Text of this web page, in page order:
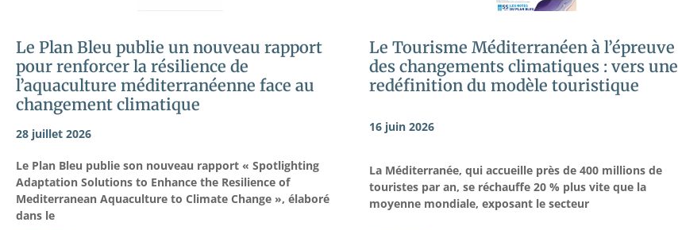
Le Plan Bleu publie un nouveau rapport
pour renforcer la résilience de
l’aquaculture méditerranéenne face au
changement climatique
28 juillet 2026
Le Plan Bleu publie son nouveau rapport « Spotlighting
Adaptation Solutions to Enhance the Resilience of
Mediterranean Aquaculture to Climate Change », élaboré
dans le
Le Tourisme Méditerranéen à l’épreuve
des changements climatiques : vers une
redéfinition du modèle touristique
16 juin 2026
La Méditerranée, qui accueille près de 400 millions de
touristes par an, se réchauffe 20 % plus vite que la
moyenne mondiale, exposant le secteur